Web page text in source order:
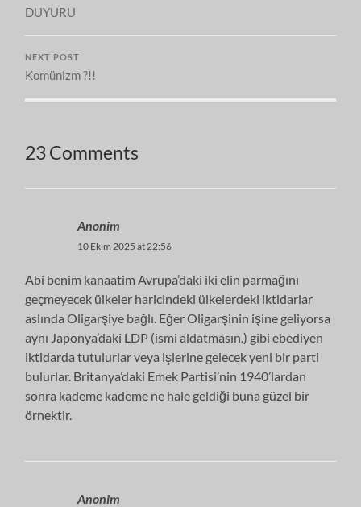
DUYURU
NEXT POST
Komünizm ?!!
23 Comments
Anonim
10 Ekim 2025 at 22:56
Abi benim kanaatim Avrupa’daki iki elin parmağını
geçmeyecek ülkeler haricindeki ülkelerdeki iktidarlar
aslında Oligarşiye bağlı. Eğer Oligarşinin işine geliyorsa
aynı Japonya’daki LDP (ismi aldatmasın.) gibi ebediyen
iktidarda tutulurlar veya işlerine gelecek yeni bir parti
bulurlar. Britanya’daki Emek Partisi’nin 1940’lardan
sonra kademe kademe ne hale geldiği buna güzel bir
örnektir.
Anonim